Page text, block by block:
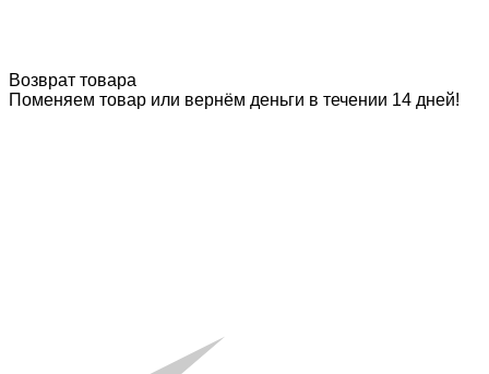
Возврат товара
Поменяем товар или вернём деньги в течении 14 дней!